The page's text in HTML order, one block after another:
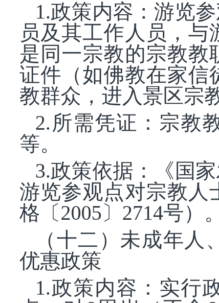
1.政策内容：游览
员及其工作人员，
是同一宗教的宗教教
证件（如佛教在家信
教群众，进入景区宗
2.所需凭证：宗教
等。
3.政策依据：《国
游览参观点对宗教人
格〔2005〕2714号）
（十二）未成年
优惠政策
1.政策内容：实行